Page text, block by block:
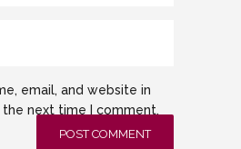
email, and website in
next time I comment.